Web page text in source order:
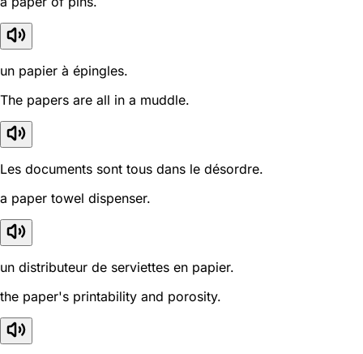
un papier à épingles.
The papers are all in a muddle.
Les documents sont tous dans le désordre.
a paper towel dispenser.
un distributeur de serviettes en papier.
the paper's printability and porosity.